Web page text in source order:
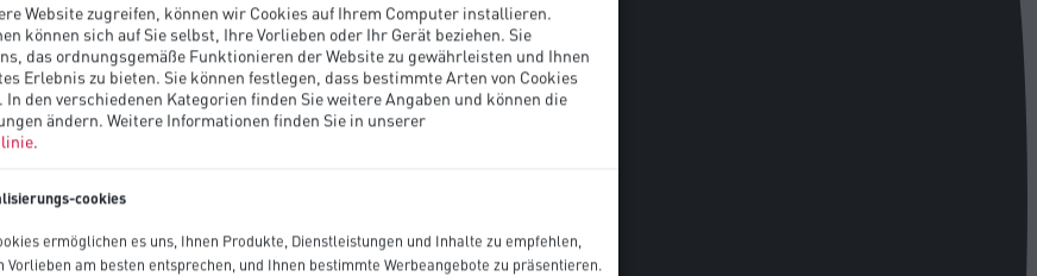
Website zugreifen, können wir Cookies auf Ihrem Computer installieren.
können sich auf Sie selbst, Ihre Vorlieben oder Ihr Gerät beziehen. Sie
das ordnungsgemäße Funktionieren der Website zu gewährleisten und Ihnen
Erlebnis zu bieten. Sie können festlegen, dass bestimmte Arten von Cookies
den verschiedenen Kategorien finden Sie weitere Angaben und können die
ändern. Weitere Informationen finden Sie in unserer
.
cookies
ermöglichen es uns, Ihnen Produkte, Dienstleistungen und Inhalte zu empfehlen,
Vorlieben am besten entsprechen, und Ihnen bestimmte Werbeangebote zu präsentieren.